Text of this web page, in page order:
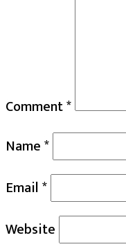
Comment*
Name*
Email*
Website